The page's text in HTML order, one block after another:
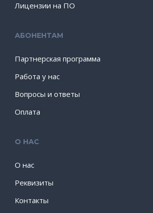
Лицензии на ПО
АБОНЕНТАМ
Партнерская программа
Работа у нас
Вопросы и ответы
Оплата
О НАС
О нас
Реквизиты
Контакты